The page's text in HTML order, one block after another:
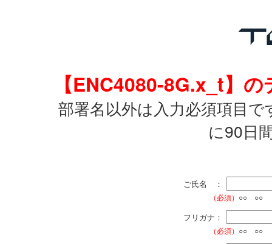
【ENC4080-8G.x_t】
部署名以外は入力必須項目
に90日
ご氏名 ：
（必須） ○○ ○○
フリガナ：
（必須） ○○ ○○